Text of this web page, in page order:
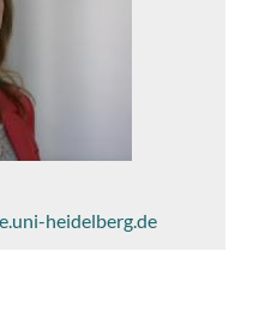
heidelberg.de